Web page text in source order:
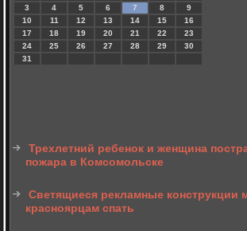
3
4 5 6 7 8
9
10
11 12 13 14 15
16
17
18 19 20 21 22
23
24
25 26 27 28 29
30
31
Трехлетний ребенок и женщина
пожара в Комсомольске
Светящиеся рекламные конструкции
красноярцам спать